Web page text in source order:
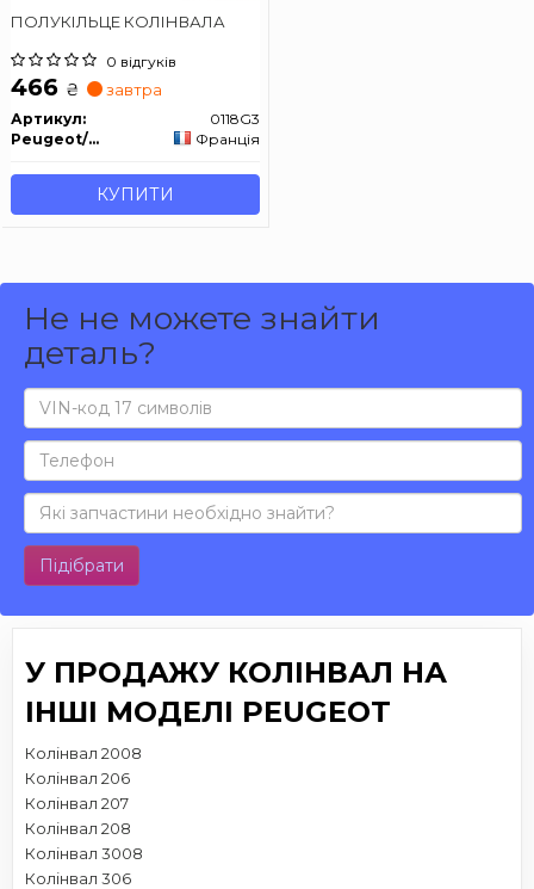
ПОЛУКІЛЬЦЕ КОЛІНВАЛА
0 відгуків
466 ₴ завтра
Артикул:
0118G3
Peugeot/Citroen
Франція
КУПИТИ
Не не можете знайти
деталь?
Підібрати
У ПРОДАЖУ КОЛІНВАЛ НА
ІНШІ МОДЕЛІ PEUGEOT
Колінвал 2008
Колінвал 206
Колінвал 207
Колінвал 208
Колінвал 3008
Колінвал 306